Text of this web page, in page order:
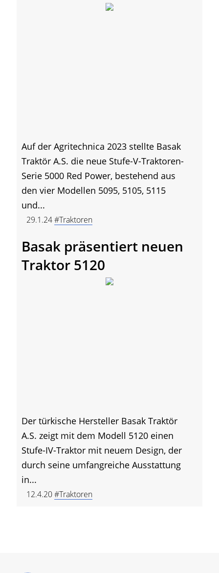
Auf der Agritechnica 2023 stellte Basak
Traktör A.S. die neue Stufe-V-Traktoren-
Serie 5000 Red Power, bestehend aus
den vier Modellen 5095, 5105, 5115
und...
29.1.24#Traktoren
Basak präsentiert neuen
Traktor 5120
Der türkische Hersteller Basak Traktör
A.S. zeigt mit dem Modell 5120 einen
Stufe-IV-Traktor mit neuem Design, der
durch seine umfangreiche Ausstattung
in...
12.4.20#Traktoren